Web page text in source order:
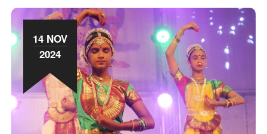
14 NOV
2024